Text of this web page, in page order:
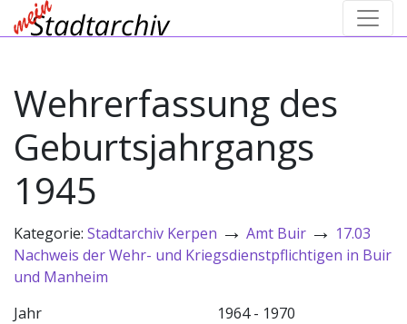
Wehrerfassung des
Geburtsjahrgangs
1945
Kategorie: Stadtarchiv Kerpen → Amt Buir → 17.03
Nachweis der Wehr- und Kriegsdienstpflichtigen in Buir
und Manheim
Jahr
1964 - 1970